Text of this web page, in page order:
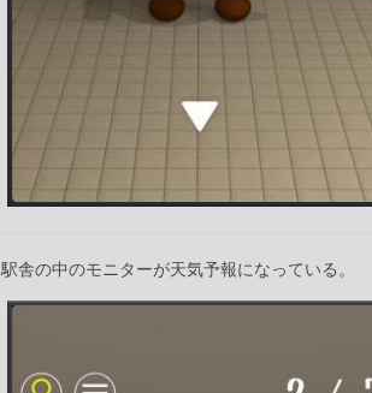
駅舎の中のモニターが天気予報になっている。